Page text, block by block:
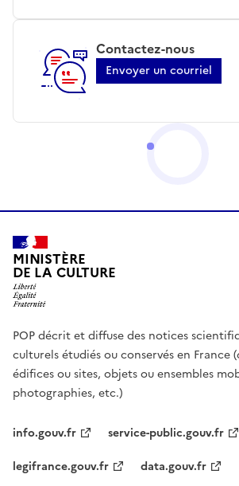
Contactez-nous
Envoyer un courriel
MINISTÈRE
DE LA CULTURE
POP décrit et diffuse des notices
culturels étudiés ou conservés en France
édifices ou sites, objets ou ensembles
photographies, etc.)
info.gouv.fr
service-public.gouv.fr
legifrance.gouv.fr
data.gouv.fr